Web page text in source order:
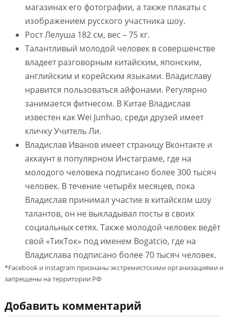
магазинах его фотографии, а также плакаты с
изображением русского участника шоу.
Рост Лелуша 182 см, вес – 75 кг.
Талантливый молодой человек в совершенстве
владеет разговорным китайским, японским,
английским и корейским языками. Владиславу
нравится пользоваться айфонами. Регулярно
занимается фитнесом. В Китае Владислав
известен как Wei Junhao, среди друзей имеет
кличку Учитель Ли.
Владислав Иванов имеет страницу Вконтакте и
аккаунт в популярном Инстаграме, где на
молодого человека подписано более 300 тысяч
человек. В течение четырёх месяцев, пока
Владислав принимал участие в китайском шоу
талантов, он не выкладывал посты в своих
социальных сетях. Также молодой человек ведёт
свой «ТикТок» под именем Bogatcio, где на
Владислава подписано более 70 тысяч человек.
*Facebook и instagram признаны экстремистскими организациями и
запрещены на территории РФ
Добавить комментарий